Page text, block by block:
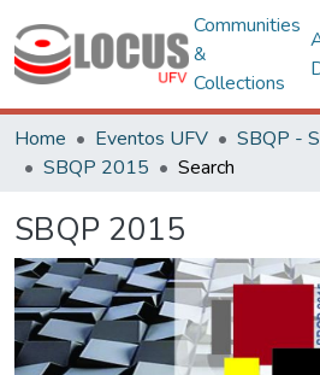
Communities
&
Collections
Home Eventos UFV
SBQP 2015
Search
SBQP 2015